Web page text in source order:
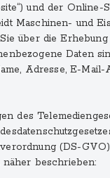
und der Online-
Maschinen- und
über die
Daten
Adresse, E-Mail-
des
(DS-
beschrieben: